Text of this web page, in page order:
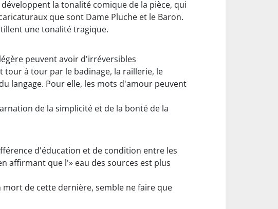
la tonalité comique de la pièce, qui
que sont Dame Pluche et le Baron.
une tonalité tragique.
peuvent avoir d'irréversibles
tour à tour par le badinage, la raillerie, le
langage. Pour elle, les mots d'amour peuvent
de la simplicité et de la bonté de la
d'éducation et de condition entre les
affirmant que l'» eau des sources est plus
de cette dernière, semble ne faire que